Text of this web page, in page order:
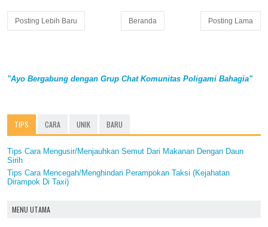
Posting Lebih Baru Posting Lama
Beranda
"Ayo Bergabung dengan Grup Chat Komunitas Poligami Bahagia"
TIPS CARA UNIK BARU
Tips Cara Mengusir/Menjauhkan Semut Dari Makanan Dengan Daun
Sirih
Tips Cara Mencegah/Menghindari Perampokan Taksi (Kejahatan
Dirampok Di Taxi)
MENU UTAMA